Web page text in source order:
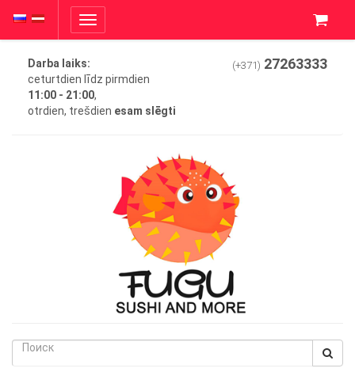
Toggle
navigation
Darba laiks:
ceturtdien līdz pirmdien
11:00 - 21:00,
otrdien, trešdien esam slēgti
(+371) 27263333